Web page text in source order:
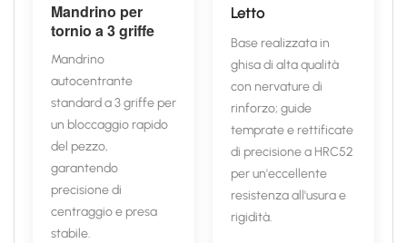
Mandrino per
tornio a 3 griffe
Mandrino
autocentrante
standard a 3 griffe per
un bloccaggio rapido
del pezzo,
garantendo
precisione di
centraggio e presa
stabile.
Letto
Base realizzata in
ghisa di alta qualità
con nervature di
rinforzo; guide
temprate e rettificate
di precisione a HRC52
per un'eccellente
resistenza all'usura e
rigidità.